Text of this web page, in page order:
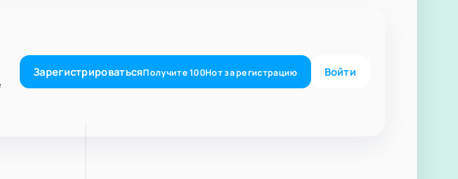
ЗарегистрироватьсяПолучите100Нотза регистрацию Войти